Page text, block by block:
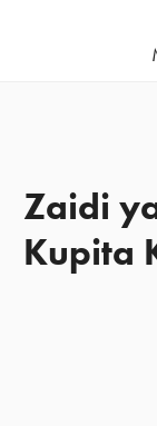
Zaidi
Kupita